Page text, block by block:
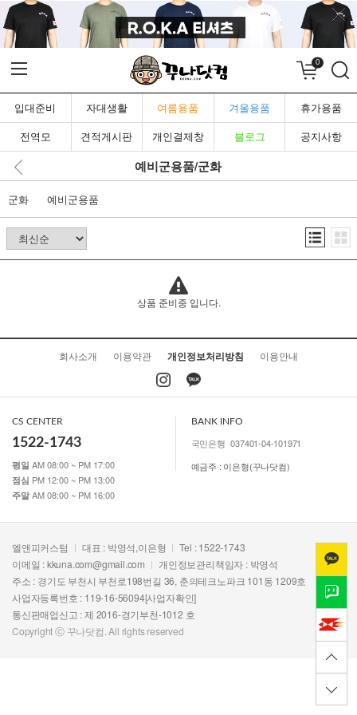
0
입대준비 자대생활 여름용품 겨울용품 휴가용품
전역모 견적게시판 개인결제창 블로그 공지사항
예비군용품/군화
군화 예비군용품
상품 준비중 입니다.
회사소개 이용약관 개인정보처리방침 이용안내
CS CENTER
1522-1743
평일 AM 08:00 ~ PM 17:00
점심 PM 12:00 ~ PM 13:00
주말 AM 08:00 ~ PM 16:00
BANK INFO
국민은행 037401-04-101971
예금주 : 이은형(꾸나닷컴)
엘앤피커스텀 대표 : 박영석,이은형
Tel : 1522-1743
이메일 :kkuna.com@gmail.com
개인정보관리책임자 : 박영석
주소 : 경기도 부천시 부천로198번길 36, 춘의테크노파크 101동 1209호
사업자등록번호 : 119-16-56094[사업자확인]
통신판매업신고 : 제 2016-경기부천-1012 호
Copyright ⓒ 꾸나닷컴. All rights reserved